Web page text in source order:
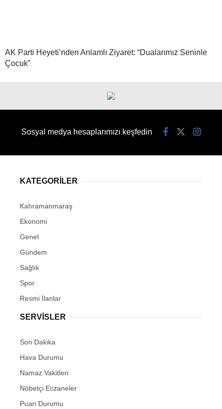
AK Parti Heyeti’nden Anlamlı Ziyaret: “Dualarımız Seninle
Çocuk”
Sosyal medya hesaplarımızı keşfedin
KATEGORİLER
Kahramanmaraş
Ekonomi
Genel
Gündem
Sağlık
Spor
Resmi İlanlar
SERVİSLER
Son Dakika
Hava Durumu
Namaz Vakitleri
Nöbetçi Eczaneler
Puan Durumu